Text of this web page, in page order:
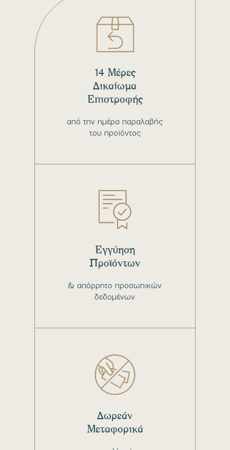
από την ημέρα παραλαβής
του προϊόντος
14 Μέρες
Δικαίωμα
Επιστροφής
& απόρρητο προσωπικών
δεδομένων
Εγγύηση
Προϊόντων
Δωρεάν
Μεταφορικά